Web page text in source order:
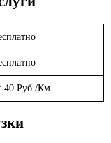
40 Руб./Км.